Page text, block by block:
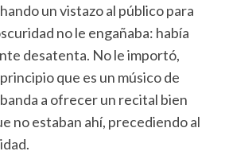
un vistazo al público para
no le engañaba: había
desatenta. No le importó,
que es un músico de
a ofrecer un recital bien
no estaban ahí, precediendo al